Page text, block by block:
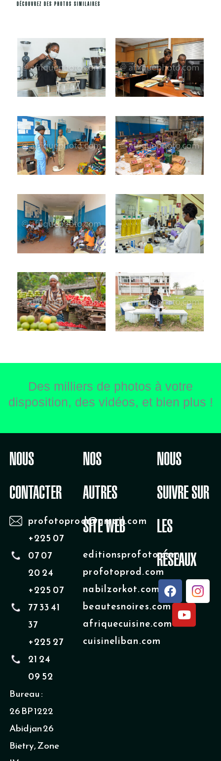
DÉCOUVREZ DES PHOTOS SIMILAIRES
Des milliers de photos à votre
disposition, des vidéos, et bien plus !
NOUS
CONTACTER
profotoprod@gmail.com
+225 07
07 07
20 24
+225 07
77 33 41
37
+225 27
21 24
09 52
Bureau :
26 BP 1222
Abidjan 26
Bietry, Zone
NOS
AUTRES
SITE WEB
editionsprofoto.com
profotoprod.com
nabilzorkot.com
beautesnoires.com
afriquecuisine.com
cuisineliban.com
NOUS
SUIVRE SUR
LES
RÉSEAUX
F
a
c
e
Y
u
t